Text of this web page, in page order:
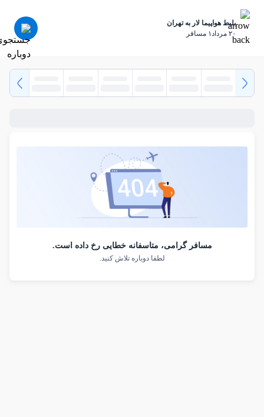
بلیط هواپیما لار به تهران
٢٠ مرداد
١ مسافر
مسافر گرامی، متاسفانه خطایی رخ داده است.
لطفا دوباره تلاش کنید.